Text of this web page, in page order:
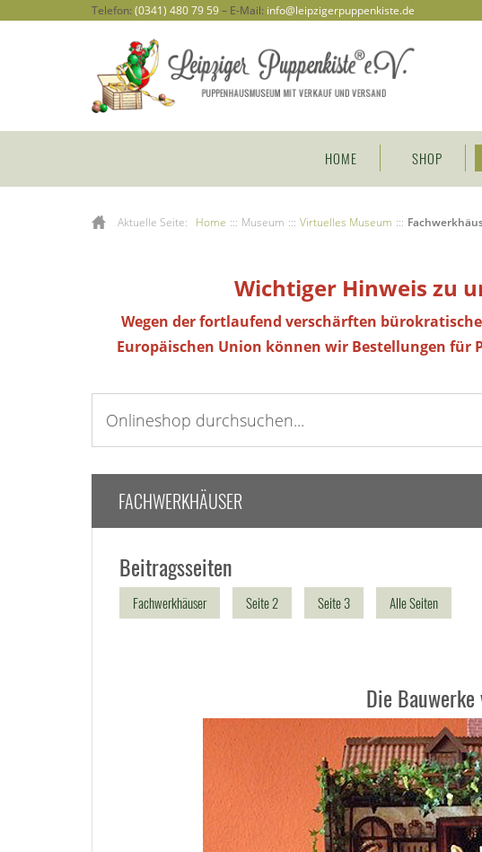
Telefon: (0341) 480 79 59– E-Mail: info@leipzigerpuppenkiste.de
HOME SHOP
Aktuelle Seite: Home ::: Museum ::: Virtuelles Museum :::
Wichtiger Hinweis zu
Wegen der fortlaufend verschärften
Europäischen Union können wir Bestellungen für
FACHWERKHÄUSER
Beitragsseiten
Fachwerkhäuser Seite 2 Seite 3 Alle Seiten
Die